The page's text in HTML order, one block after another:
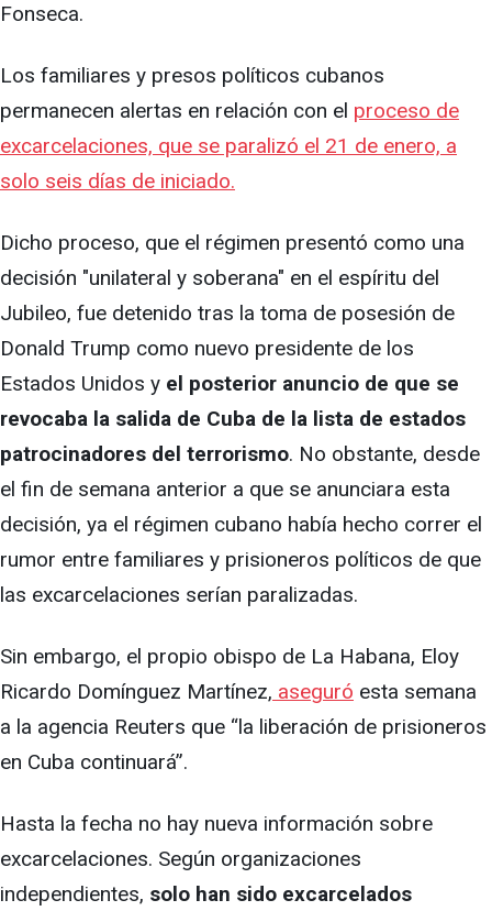
Fonseca.
Los familiares y presos políticos cubanos
permanecen alertas en relación con el proceso de
excarcelaciones, que se paralizó el 21 de enero, a
solo seis días de iniciado.
Dicho proceso, que el régimen presentó como una
decisión "unilateral y soberana" en el espíritu del
Jubileo, fue detenido tras la toma de posesión de
Donald Trump como nuevo presidente de los
Estados Unidos y el posterior anuncio de que se
revocaba la salida de Cuba de la lista de estados
patrocinadores del terrorismo. No obstante, desde
el fin de semana anterior a que se anunciara esta
decisión, ya el régimen cubano había hecho correr el
rumor entre familiares y prisioneros políticos de que
las excarcelaciones serían paralizadas.
Sin embargo, el propio obispo de La Habana, Eloy
Ricardo Domínguez Martínez, aseguró esta semana
a la agencia Reuters que “la liberación de prisioneros
en Cuba continuará”.
Hasta la fecha no hay nueva información sobre
excarcelaciones. Según organizaciones
independientes, solo han sido excarcelados